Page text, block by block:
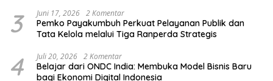
3 Juni 17, 2026 2 Komentar
Pemko Payakumbuh Perkuat Pelayanan Publik dan
Tata Kelola melalui Tiga Ranperda Strategis
4 Juli 20, 2026 2 Komentar
Belajar dari ONDC India: Membuka Model Bisnis Baru
bagi Ekonomi Digital Indonesia